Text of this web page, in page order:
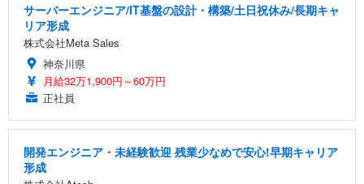
サーバーエンジニア/IT基盤の設計・構築/土日祝休み/長期キャ
リア形成
株式会社Meta Sales
神奈川県
月給32万1,900円～60万円
正社員
開発エンジニア・未経験歓迎 残業少なめで安心!早期キャリア
形成